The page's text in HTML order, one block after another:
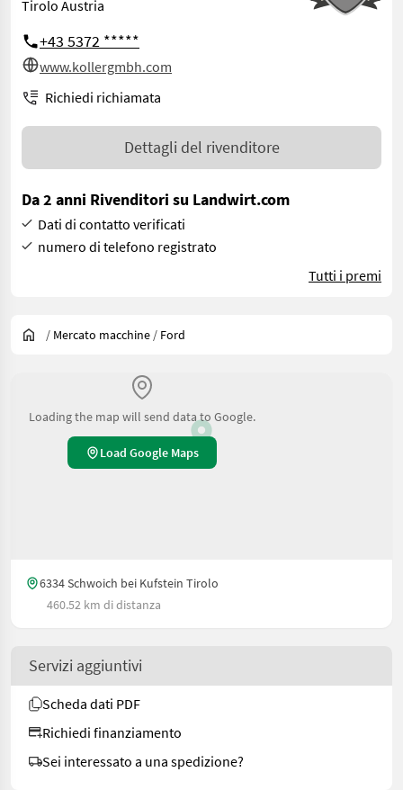
Tirolo Austria
+43 5372 *****
www.kollergmbh.com
Richiedi richiamata
Dettagli del rivenditore
Da 2 anni Rivenditori su Landwirt.com
Dati di contatto verificati
numero di telefono registrato
Tutti i premi
/ Mercato macchine / Ford
Loading the map will send data to Google.
Load Google Maps
6334 Schwoich bei Kufstein Tirolo
460.52 km di distanza
Servizi aggiuntivi
Scheda dati PDF
Richiedi finanziamento
Sei interessato a una spedizione?